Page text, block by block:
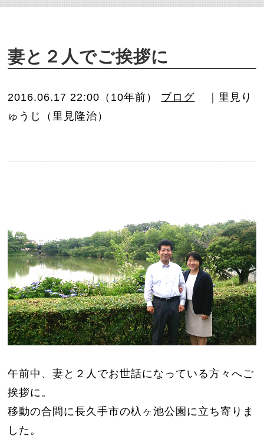
妻と２人でご挨拶に
2016.06.17 22:00（10年前） ブログ
｜里見り
ゅうじ（里見隆治）
午前中、妻と２人でお世話になっている方々へご
挨拶に。
移動の合間に長久手市の杁ヶ池公園に立ち寄りま
した。